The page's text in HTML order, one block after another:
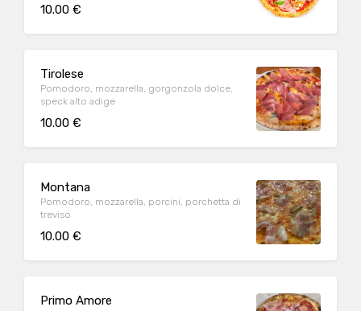
10.00 €
Tirolese
Pomodoro, mozzarella, gorgonzola dolce,
speck alto adige
10.00 €
Montana
Pomodoro, mozzarella, porcini, porchetta di
treviso
10.00 €
Primo Amore